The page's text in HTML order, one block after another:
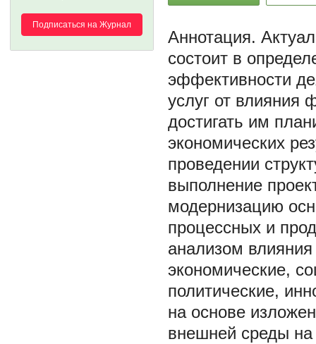
Подписаться на Журнал
состоит в
эффективности
услуг от влияния
достигать им
экономических
проведении
выполнение
модернизацию
процессных и
анализом
экономические,
политические,
на основе
внешней среды на